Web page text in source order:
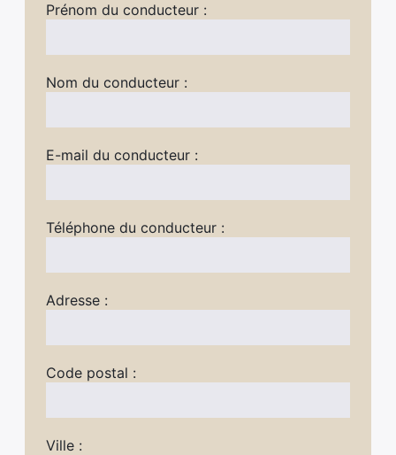
Prénom du conducteur :
Nom du conducteur :
E-mail du conducteur :
Téléphone du conducteur :
Adresse :
Code postal :
Ville :